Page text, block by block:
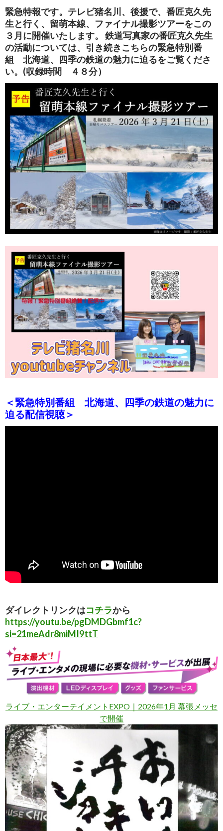
緊急特報です。テレビ猪名川、後援で、番匠克久先
生と行く、留萌本線、ファイナル撮影ツアーをこの
３月に開催いたします。 鉄道写真家の番匠克久先生
の活動については、引き続きこちらの緊急特別番
組 北海道、四季の鉄道の魅力に迫るをご覧くださ
い。(収録時間 ４８分）
＜緊急特別番組 北海道、四季の鉄道の魅力に
迫る配信視聴＞
ダイレクトリンクはコチラから
https://youtu.be/pgDMDGbmf1c?
si=21meAdr8miMI9ttT
ライブ・エンターテイメントEXPO｜2026年1月 幕張メッセ
で開催